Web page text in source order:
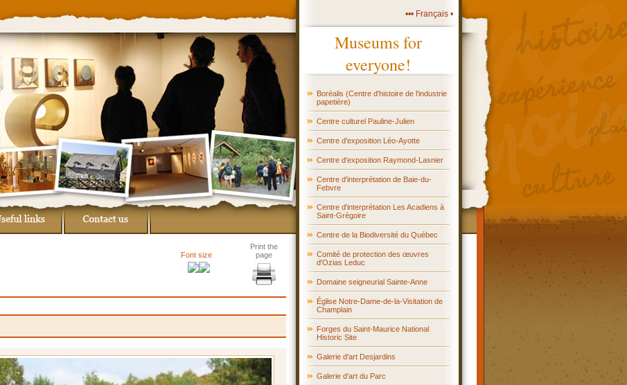
••• Français •
Museums for
everyone!
Boréalis (Centre d'histoire de l'industrie
papetière)
Centre culturel Pauline-Julien
Centre d'exposition Léo-Ayotte
Centre d'exposition Raymond-Lasnier
Centre d'interprétation de Baie-du-
Febvre
Centre d'interprétation Les Acadiens à
Saint-Grégoire
Centre de la Biodiversité du Québec
Comité de protection des œuvres
d'Ozias Leduc
Domaine seigneurial Sainte-Anne
Église Notre-Dame-de-la-Visitation de
Champlain
Forges du Saint-Maurice National
Historic Site
Galerie d'art Desjardins
Galerie d'art du Parc
Print the
page
Font size